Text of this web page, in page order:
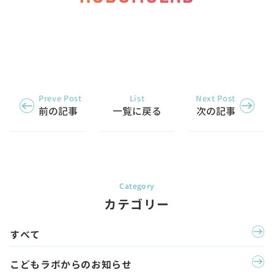
Preve Post
前の記事
List
一覧に戻る
Next Post
次の記事
カテゴリー
すべて
こどもラボからのお知らせ